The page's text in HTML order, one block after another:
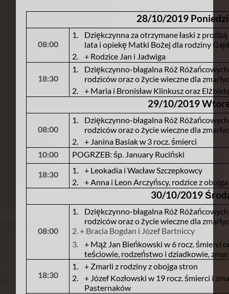
28/10/2019
08:00
1.
Dziękczynna za otrzymane łaski z
lata i opiekę Matki Bożej dla rodziny
2.
+ Rodzice Jan i Jadwiga
18:30
1.
Dziękczynno-błagalna Róż
rodziców oraz o życie wieczne dla
2.
+ Maria i Bronisław Klinkusz oraz
29/10/2019
08:00
1.
Dziękczynno-błagalna Róż
rodziców oraz o życie wieczne dla
2.
+ Janina Basiak w 3 rocz. śmierci
10:00
POGRZEB: śp. January Ruciński
18:30 1.
+ Leokadia i Wacław Szczepkowcy
2.
+ Anna i Leon Arczyńscy, rodzice z
30/10/2019
08:00
1.
Dziękczynno-błagalna Róż
rodziców oraz o życie wieczne dla
2. + Bracia Bogdan i Józef Bartniccy
3.
+ Mąż Jan Bieńkowski w 6 rocz. śmierci
teściowie, rodzeństwo i dziadkowie,
18:30
1.
+ Zmarli z rodziny z obojga stron
2.
+ Józef Kozłowski w 19 rocz. śmierci i
Pasternaków